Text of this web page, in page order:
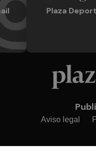
Plaza
Aviso legal